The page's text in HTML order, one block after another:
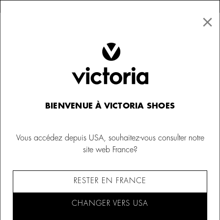
×
BIENVENUE À VICTORIA SHOES
Vous accédez depuis USA, souhaitez-vous consulter notre
site web France?
RESTER EN FRANCE
CHANGER VERS USA